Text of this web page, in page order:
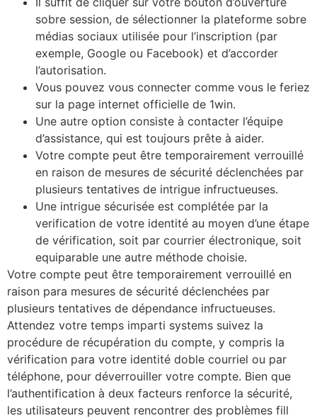
sobre session, de sélectionner la plateforme sobre
médias sociaux utilisée pour l’inscription (par
exemple, Google ou Facebook) et d’accorder
l’autorisation.
Vous pouvez vous connecter comme vous le feriez
sur la page internet officielle de 1win.
Une autre option consiste à contacter l’équipe
d’assistance, qui est toujours prête à aider.
Votre compte peut être temporairement verrouillé
en raison de mesures de sécurité déclenchées par
plusieurs tentatives de intrigue infructueuses.
Une intrigue sécurisée est complétée par la
verification de votre identité au moyen d’une étape
de vérification, soit par courrier électronique, soit
equiparable une autre méthode choisie.
Votre compte peut être temporairement verrouillé en
raison para mesures de sécurité déclenchées par
plusieurs tentatives de dépendance infructueuses.
Attendez votre temps imparti systems suivez la
procédure de récupération du compte, y compris la
vérification para votre identité doble courriel ou par
téléphone, pour déverrouiller votre compte. Bien que
l’authentification à deux facteurs renforce la sécurité,
les utilisateurs peuvent rencontrer des problèmes fill